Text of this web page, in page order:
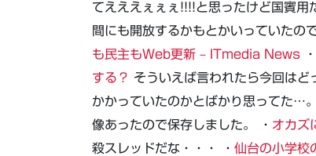
てえええぇぇぇ!!!!と思ったけど国賓用
間にも開放するかもとかいっていたの
も民主もWeb更新 – ITmedia News ・
する？ そういえば言われたら今回は
かかっていたのかとばかり思ってた…
像あったので保存しました。 ・ オカズ
殺スレッドだな・・・ ・ 仙台の小学校